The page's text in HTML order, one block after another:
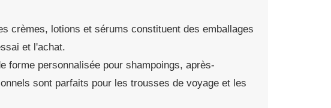
crèmes, lotions et sérums constituent des emballages
et l'achat.
forme personnalisée pour shampoings, après-
sont parfaits pour les trousses de voyage et les